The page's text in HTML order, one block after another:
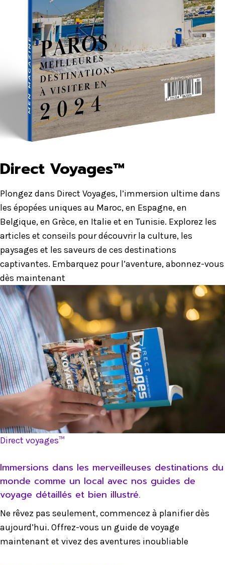
Direct Voyages™
Plongez dans Direct Voyages, l’immersion ultime dans
les épopées uniques au Maroc, en Espagne, en
Belgique, en Grèce, en Italie et en Tunisie. Explorez les
articles et conseils pour découvrir la culture, les
paysages et les saveurs de ces destinations
captivantes. Embarquez pour l’aventure, abonnez-vous
dès maintenant
Direct voyages™
Immersions dans les merveilleuses destinations du
monde comme un local avec nos guides de
voyage détaillés et bien illustré.
Ne rêvez pas seulement, commencez à planifier dès
aujourd’hui. Offrez-vous un guide de voyage
maintenant et vivez des aventures inoubliable